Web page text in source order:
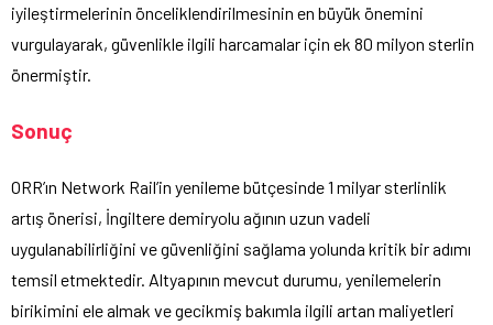
iyileştirmelerinin önceliklendirilmesinin en büyük önemini
vurgulayarak, güvenlikle ilgili harcamalar için ek 80 milyon sterlin
önermiştir.
Sonuç
ORR’ın Network Rail’in yenileme bütçesinde 1 milyar sterlinlik
artış önerisi, İngiltere demiryolu ağının uzun vadeli
uygulanabilirliğini ve güvenliğini sağlama yolunda kritik bir adımı
temsil etmektedir. Altyapının mevcut durumu, yenilemelerin
birikimini ele almak ve gecikmiş bakımla ilgili artan maliyetleri